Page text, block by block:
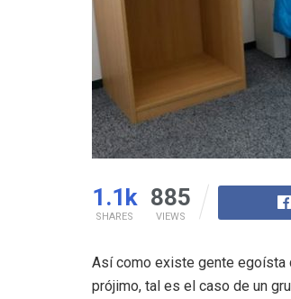
1.1k
SHARES
885
VIEWS
Así como existe gente egoísta
prójimo, tal es el caso de un